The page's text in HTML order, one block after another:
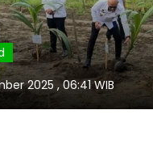
2025 , 06:41 WIB